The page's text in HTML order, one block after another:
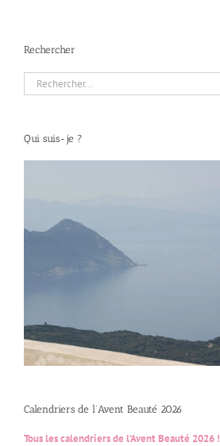
Rechercher
Rechercher:
Qui suis-je ?
Calendriers de l’Avent Beauté 2026
Tous les calendriers de l’Avent Beauté 2026 !